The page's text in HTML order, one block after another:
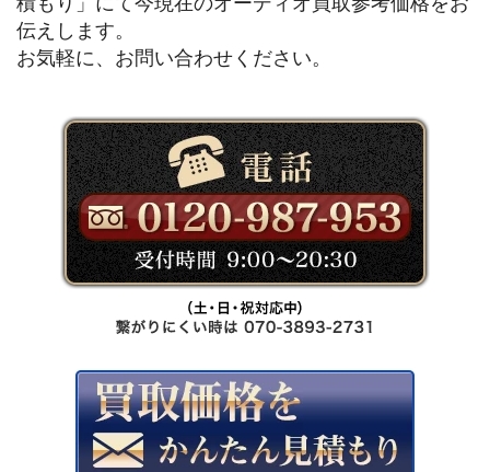
伝えします。
お気軽に、お問い合わせください。